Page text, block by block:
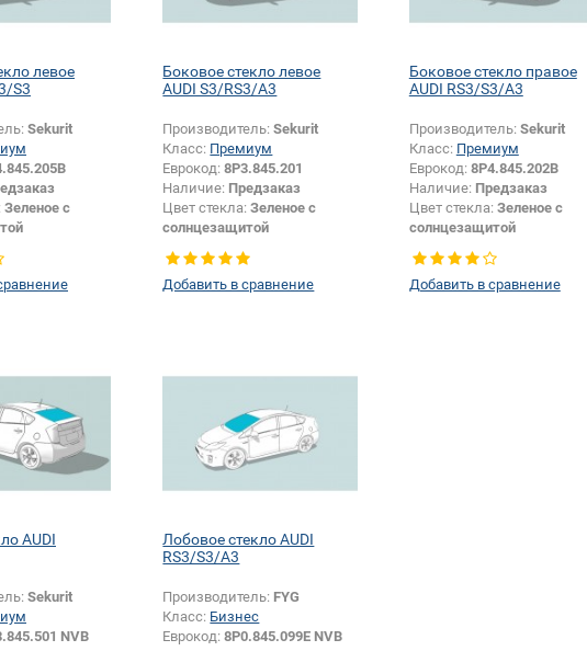
левое
S3
Sekurit
Зеленое с
стекло
Боковое стекло левое
AUDI S3/RS3/A3
Производитель:Sekurit
Класс: Премиум
Еврокод:8P3.845.201
Наличие: Предзаказ
Цвет стекла:Зеленое с
солнцезащитой
Тип кузова:Хетчбек
Тип стекла:Боковое стекло
левое
Добавить в сравнение
Боковое стекло правое
AUDI RS3/S3/A3
Производитель: Sekurit
Класс: Премиум
Еврокод: 8P4.845.202B
Наличие: Предзаказ
Цвет стекла: Зеленое с
солнцезащитой
Тип кузова: Хетчбек
Тип стекла:Боковое стекло
правое
Добавить в сравнение
AUDI
Sekurit
NVB
Лобовое стекло AUDI
RS3/S3/A3
Производитель: FYG
Класс: Бизнес
Еврокод:8P0.845.099E NVB